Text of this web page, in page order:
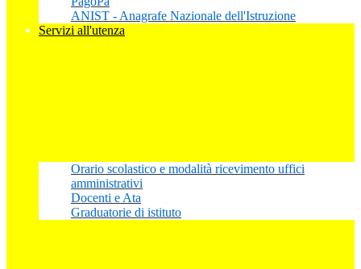
ANIST - Anagrafe Nazionale dell'Istruzione
Servizi all'utenza
Orario scolastico e modalità ricevimento uffici
amministrativi
Docenti e Ata
Graduatorie di istituto